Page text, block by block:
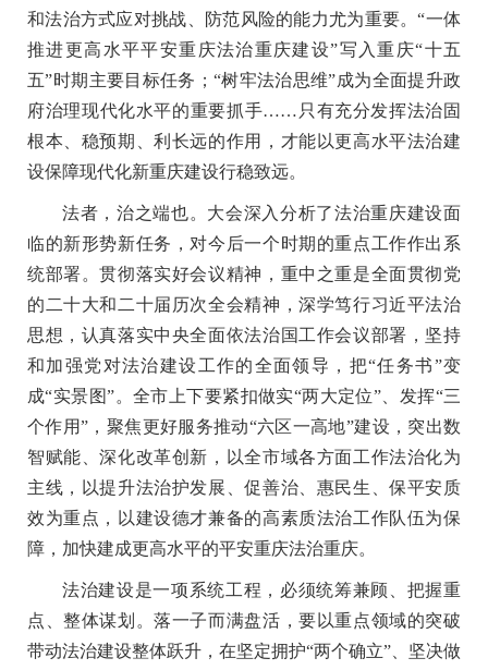
和法治方式应对挑战、防范风险的能力尤为重要。“一体
推进更高水平平安重庆法治重庆建设”写入重庆“十五
五”时期主要目标任务；“树牢法治思维”成为全面提升政
府治理现代化水平的重要抓手……只有充分发挥法治固
根本、稳预期、利长远的作用，才能以更高水平法治建
设保障现代化新重庆建设行稳致远。
法者，治之端也。大会深入分析了法治重庆建设面
临的新形势新任务，对今后一个时期的重点工作作出系
统部署。贯彻落实好会议精神，重中之重是全面贯彻党
的二十大和二十届历次全会精神，深学笃行习近平法治
思想，认真落实中央全面依法治国工作会议部署，坚持
和加强党对法治建设工作的全面领导，把“任务书”变
成“实景图”。全市上下要紧扣做实“两大定位”、发挥“三
个作用”，聚焦更好服务推动“六区一高地”建设，突出数
智赋能、深化改革创新，以全市域各方面工作法治化为
主线，以提升法治护发展、促善治、惠民生、保平安质
效为重点，以建设德才兼备的高素质法治工作队伍为保
障，加快建成更高水平的平安重庆法治重庆。
法治建设是一项系统工程，必须统筹兼顾、把握重
点、整体谋划。落一子而满盘活，要以重点领域的突破
带动法治建设整体跃升，在坚定拥护“两个确立”、坚决做